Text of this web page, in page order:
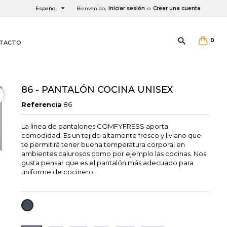
Bienvenido, Iniciar sesión o Crear una cuenta
Español 
0

86 - PANTALÓN COCINA UNISEX
Referencia 86
La línea de pantalones COMFYFRESS aporta
comodidad. Es un tejido altamente fresco y liviano que
te permitirá tener buena temperatura corporal en
ambientes calurosos como por ejemplo las cocinas. Nos
gusta pensar que es el pantalón más adecuado para
uniforme de cocinero.
NEGRO